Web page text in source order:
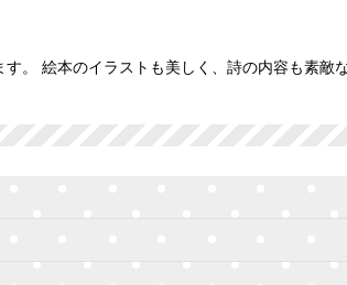
。 絵本のイラストも美しく、詩の内容も素敵